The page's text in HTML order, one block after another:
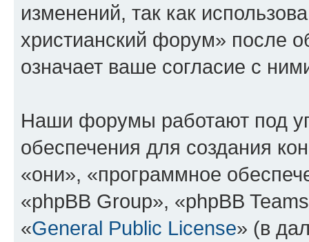
изменений, так как
христианский форум» после
означает ваше согласие с
Наши форумы работают под
обеспечения для создания
«они», «программное
«phpBB Group», «phpBB
«General Public License» (в